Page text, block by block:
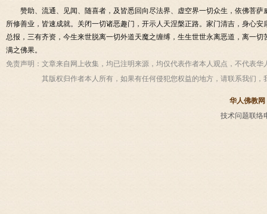
赞助、流通、见闻、随喜者，及皆悉回向尽法界、虚空界一切众生，依佛菩
所修善业，皆速成就。关闭一切诸恶趣门，开示人天涅槃正路。家门清吉，身心
总报，三有齐资，今生来世脱离一切外道天魔之缠缚，生生世世永离恶道，离一
满之佛果。
免责声明： 文章来自网上收集，均已注明来源，均仅代表作者本人观点，不代表
其版权归作者本人所有，如果有任何侵犯您权益的地方，请联系我们，
华人佛教网
技术问题联络